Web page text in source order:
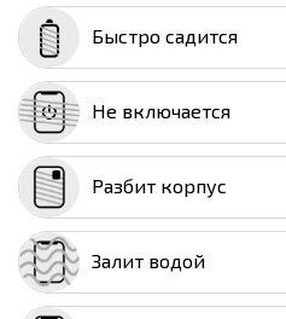
Быстро садится
Не включается
Разбит корпус
Залит водой